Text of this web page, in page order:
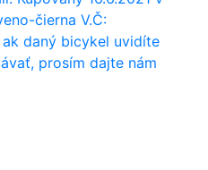
čierna V.Č:
daný bicykel uvidíte
prosím dajte nám